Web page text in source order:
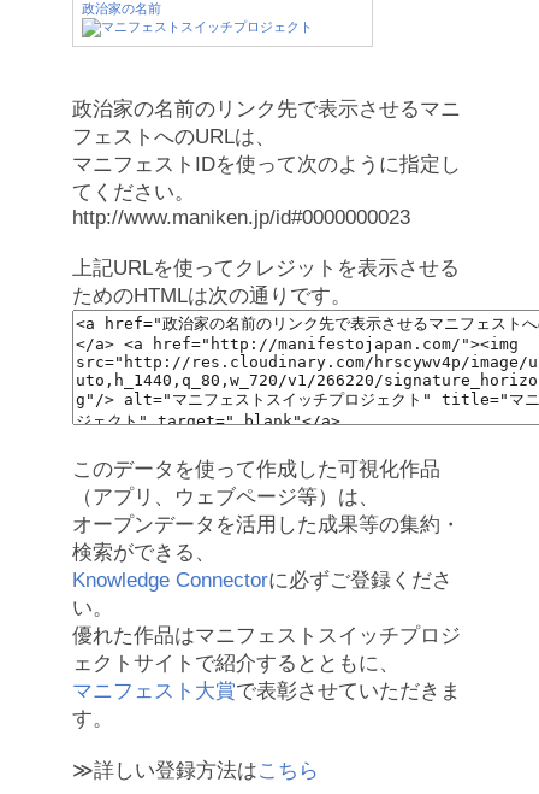
政治家の名前
政治家の名前のリンク先で表示させるマニ
フェストへのURLは、
マニフェストIDを使って次のように指定し
てください。
http://www.maniken.jp/id#0000000023
上記URLを使ってクレジットを表示させる
ためのHTMLは次の通りです。
このデータを使って作成した可視化作品
（アプリ、ウェブページ等）は、
オープンデータを活用した成果等の集約・
検索ができる、
Knowledge Connectorに必ずご登録くださ
い。
優れた作品はマニフェストスイッチプロジ
ェクトサイトで紹介するとともに、
マニフェスト大賞で表彰させていただきま
す。
≫詳しい登録方法はこちら